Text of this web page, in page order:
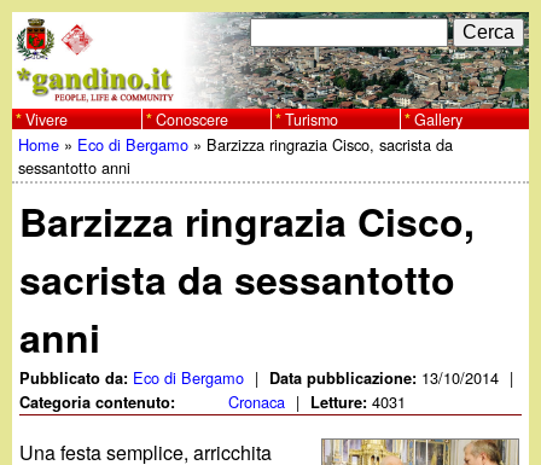
al
contenuto
principale
w
w
w
.
g
a
F
o
r
d
i
i
C
e
r
c
a
Vivere Conoscere Turismo Gallery
Tu
sei
qui
Home » Eco di Bergamo » Barzizza ringrazia Cisco, sacrista da
sessantotto anni
Barzizza ringrazia Cisco,
sacrista da sessantotto
anni
Pubblicato da: Eco di Bergamo | Data pubblicazione: 13/10/2014 |
Categoria contenuto: Cronaca | Letture:4031
Una festa semplice, arricchita